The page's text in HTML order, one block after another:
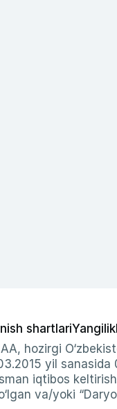
shartlari
hozirgi
yil
iqtibos
va/yoki